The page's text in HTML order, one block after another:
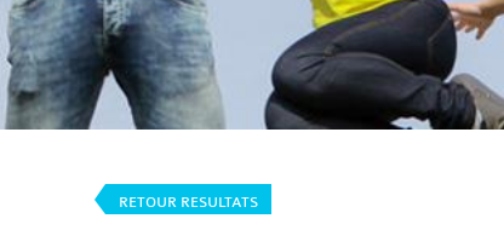
RETOUR RESULTATS